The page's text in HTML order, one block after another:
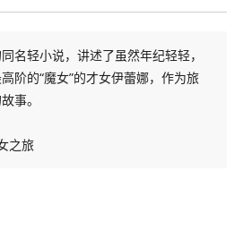
名轻小说，讲述了虽然年纪轻轻，
阶的“魔女”的才女伊蕾娜，作为旅
事。
之旅